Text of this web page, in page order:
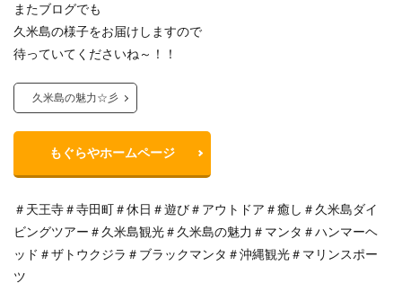
またブログでも
久米島の様子をお届けしますので
待っていてくださいね～！！
久米島の魅力☆彡
もぐらやホームページ
＃天王寺＃寺田町＃休日＃遊び＃アウトドア＃癒し＃久米島ダイ
ビングツアー＃久米島観光＃久米島の魅力＃マンタ＃ハンマーヘ
ッド＃ザトウクジラ＃ブラックマンタ＃沖縄観光＃マリンスポー
ツ